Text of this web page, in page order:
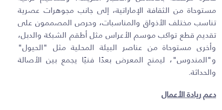
مستوحاة من الثقافة الإماراتية، إلى جانب مجوهرات عصرية
تناسب مختلف الأذواق والمناسبات، وحرص المصممون على
تقديم قطع تواكب موسم الأعراس مثل أطقم الشبكة والدبل،
وأخرى مستوحاة من عناصر البيئة المحلية مثل "الحيول"
و"المندوس"، ليمنح المعرض بعدًا فنيًا يجمع بين الأصالة
والحداثة.
دعم ريادة الأعمال